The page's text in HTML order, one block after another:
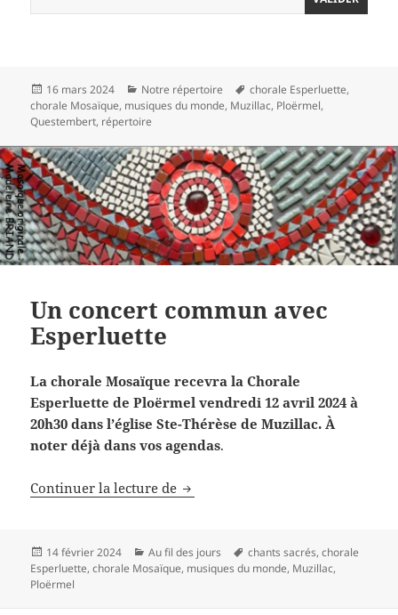
Publié
le
16 mars 2024 Catégories
Notre répertoire
Mots-
clés
chorale Esperluette,
chorale Mosaïque, musiques du monde, Muzillac, Ploërmel,
Questembert, répertoire
Un concert commun avec
Esperluette
La chorale Mosaïque recevra la Chorale
Esperluette de Ploërmel vendredi 12 avril 2024 à
20h30 dans l’église Ste-Thérèse de Muzillac. À
noter déjà dans vos agendas.
Continuer la lecture de Un concert commun avec
Publié
le
14 février 2024 Catégories
Au fil des jours
Mots-
clés
chants sacrés,chorale
Esperluette,chorale Mosaïque, musiques du monde, Muzillac,
Ploërmel